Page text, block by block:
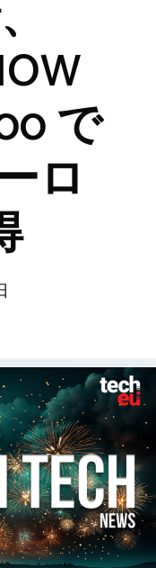
で
ロ